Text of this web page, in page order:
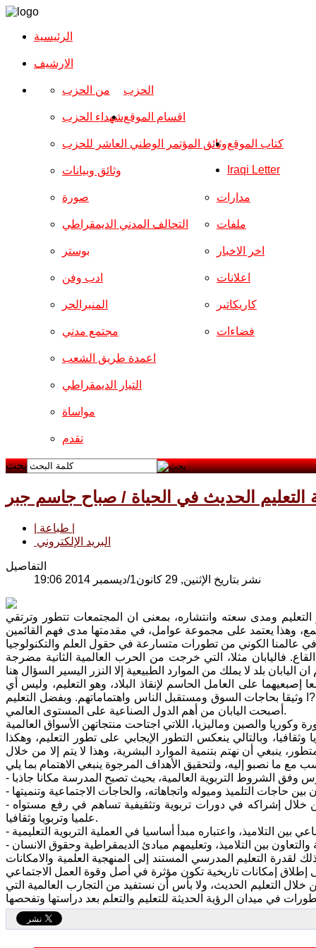
الرئيسية
الارشیف
الحزب من الحزب
شهداء الحزب
وثائق المؤتمر الوطني العاشر للحزب
وثائق وبيانات
اقسام الموقع
صورة
التحالف المدني الديمقراطي
بوستر
ادب وفن
المنبرالحر
مجتمع مدني
مدارات
ملفات
اخر الاخبار
اعلانات
كاريكاتير
فضاءات
اعمدة طريق الشعب
التيار الديمقراطي
مواساة
تقدم
كتاب الموقع
Iraqi Letter
بحث
التعليم الحديث في الحياة / صباح جاسم جبر
البريد الإلكتروني
التفاصيل
نشر بتاريخ الإثنين, 29 كانون1/ديسمبر 2014 19:06
ومدى سعته وانتشاره، بمعنى ان المجتمعات تتطور وترتقي
وهذا يعتمد على مجموعة عوامل، في مقدمتها مدى فهم القائمين
فاليابان مثلا، التي خرجت من الحرب العالمية الثانية مضرجة
بلد لا يملك من الموارد الطبيعية إلا النزر اليسير السؤال هنا
على العامل الحاسم لإنقاذ البلاد، وهو التعليم، وليس أي
وثيقا بحاجات السوق ومستقبل الناس واهتماماتهم. وبفضل التعليم
أصبحت اليابان من أهم الدول الصناعية على المستوى العالمي.
وبالتالي ينعكس التطور الإيجابي على تطور التعليم، وهكذا
ينبغي أن نهتم بتنمية الموارد البشرية، وهذا لا يتم إلا من خلال
- الاهتمام بالمعلم - باعتباره ركنا أساسيا من أركان العملية التربوية ماديا وثقافيا، من خلال إشراكه في دورات تربوية وتثقيفية تساهم في رفع مستواه
علميا وتربويا وثقافيا.
لقدرة التعليم المدرسي المستند إلى المنهجية العلمية والامكانات
خلال التعليم الحديث، ولا بأس أن نستفيد من التجارب العالمية التي